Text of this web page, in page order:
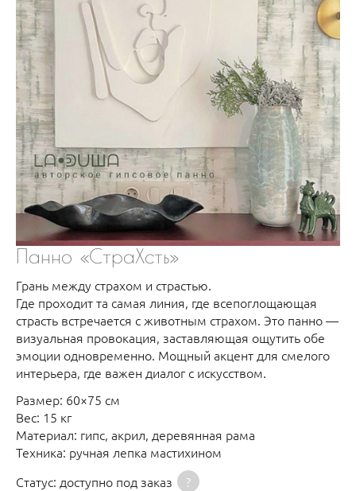
Панно «СтраХсть»
Грань между страхом и страстью.
Где проходит та самая линия, где всепоглощающая
страсть встречается с животным страхом. Это панно —
визуальная провокация, заставляющая ощутить обе
эмоции одновременно. Мощный акцент для смелого
интерьера, где важен диалог с искусством.
Размер: 60×75 см
Вес: 15 кг
Материал: гипс, акрил, деревянная рама
Техника: ручная лепка мастихином
Статус: доступно под заказ
?